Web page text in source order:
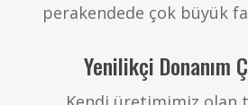
perakendede çok büyük
Yenilikçi Donanım